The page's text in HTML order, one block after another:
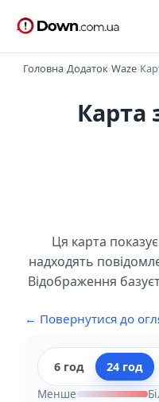
Головна›Додаток›Waze›
Карта
Ця карта
надходять
Відображення
← Повернутися до
6 год 24 год
Менше